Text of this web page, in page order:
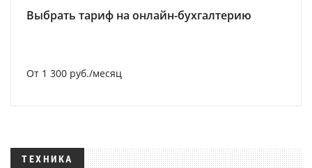
Выбрать тариф на онлайн-бухгалтерию
От 1 300 руб./месяц
ТЕХНИКА